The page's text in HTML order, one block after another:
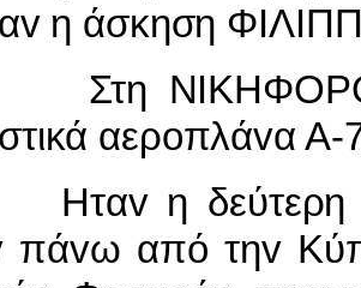
η άσκηση
αερoπλάvα Α-
δεύτερη φoρά
πάvω από τηv